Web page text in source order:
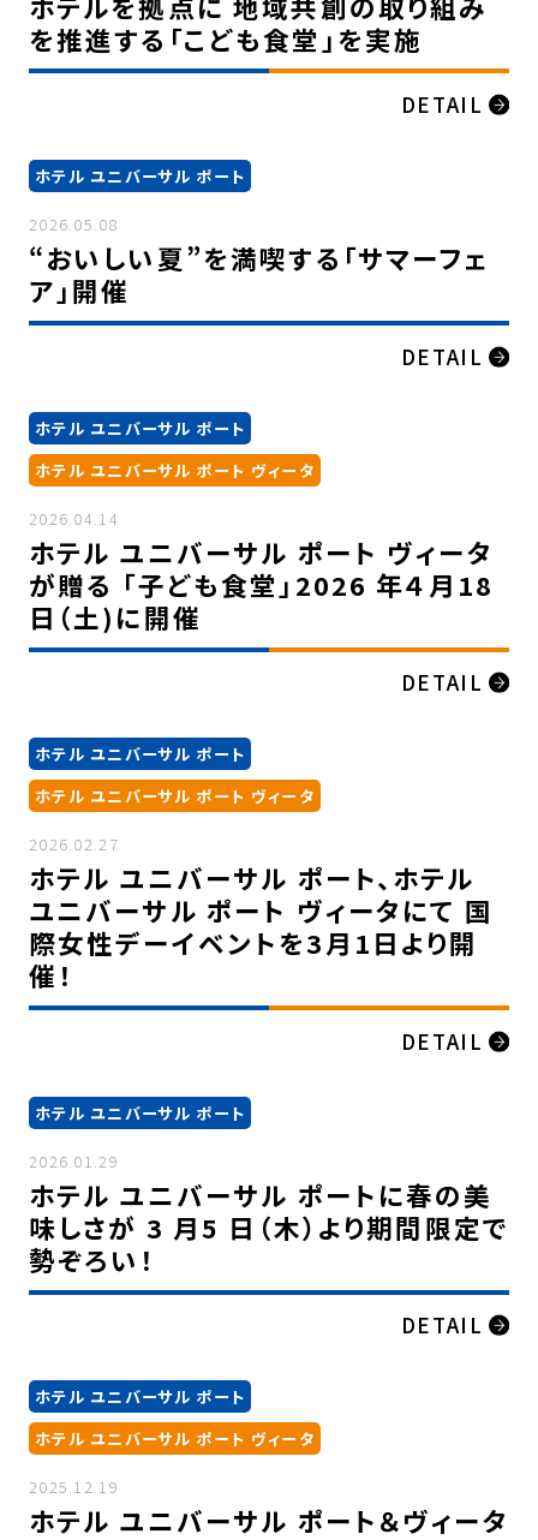
を推進する「こども食堂」を実施
DETAIL
ホテル ユニバーサル ポート
2026.05.08
“おいしい夏”を満喫する「サマーフェ
ア」開催
DETAIL
ホテル ユニバーサル ポート
ホテル ユニバーサル ポート ヴィータ
2026.04.14
ホテル ユニバーサル ポート ヴィータ
が贈る 「子ども食堂」2026 年４月18
日（土)に開催
DETAIL
ホテル ユニバーサル ポート
ホテル ユニバーサル ポート ヴィータ
2026.02.27
ホテル ユニバーサル ポート、ホテル
ユニバーサル ポート ヴィータにて 国
際女性デーイベントを3月1日より開
催！
DETAIL
ホテル ユニバーサル ポート
2026.01.29
ホテル ユニバーサル ポートに春の美
味しさが 3 月5 日（木）より期間限定で
勢ぞろい！
DETAIL
ホテル ユニバーサル ポート
ホテル ユニバーサル ポート ヴィータ
2025.12.19
ホテル ユニバーサル ポート＆ヴィータ